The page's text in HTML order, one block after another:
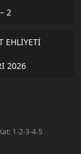
2
EHLİYETİ
2026
1-2-3-4-5